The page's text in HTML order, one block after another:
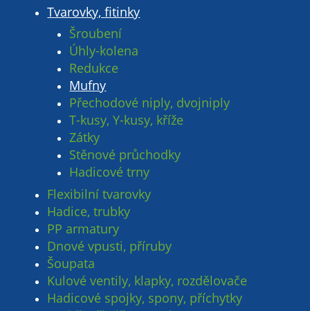
Tvarovky, fitinky
Šroubení
Úhly-kolena
Redukce
Mufny
Přechodové niply, dvojniply
T-kusy, Y-kusy, kříže
Zátky
Stěnové průchodky
Hadicové trny
Flexibilní tvarovky
Hadice, trubky
PP armatury
Dnové vpusti, příruby
Šoupata
Kulové ventily, klapky, rozdělovače
Hadicové spojky, spony, příchytky